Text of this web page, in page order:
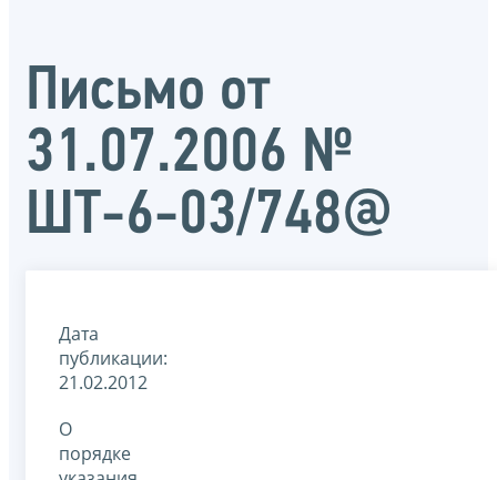
Письмо от
31.07.2006 №
ШТ-6-03/748@
Дата
публикации:
21.02.2012
О
порядке